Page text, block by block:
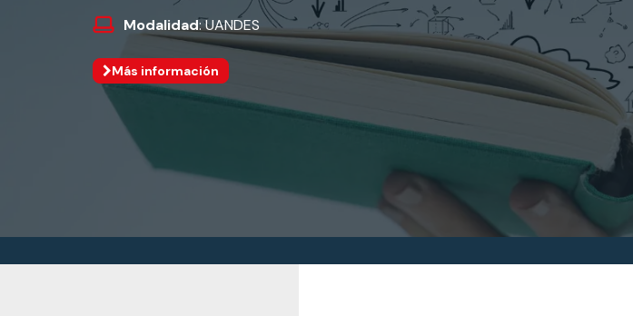
Modalidad: UANDES
Más información